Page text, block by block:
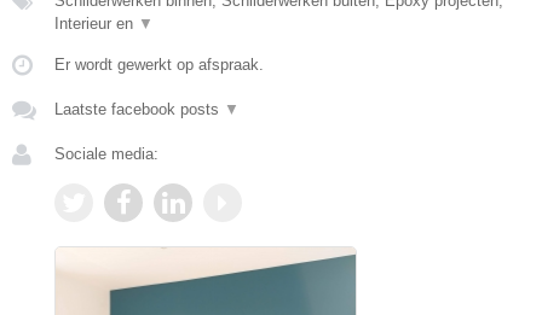
Interieur en ▼
Er wordt gewerkt op afspraak.
Laatste facebook posts ▼
Sociale media: